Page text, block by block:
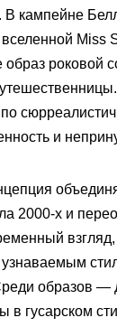
В кампейне
Miss
образ роковой
и
2000-х и
узнаваемым
образов —
в гусарском